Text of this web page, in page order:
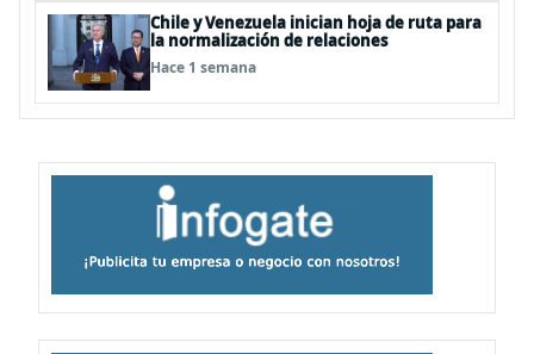
Chile y Venezuela inician hoja de ruta para
la normalización de relaciones
Hace 1 semana